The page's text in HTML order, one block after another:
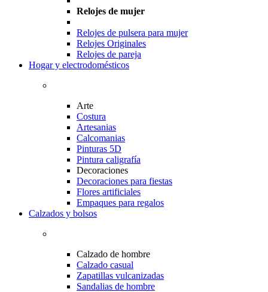
Relojes de mujer
Relojes de pulsera para mujer
Relojes Originales
Relojes de pareja
Hogar y electrodomésticos
Arte
Costura
Artesanias
Calcomanias
Pinturas 5D
Pintura caligrafía
Decoraciones
Decoraciones para fiestas
Flores artificiales
Empaques para regalos
Calzados y bolsos
Calzado de hombre
Calzado casual
Zapatillas vulcanizadas
Sandalias de hombre